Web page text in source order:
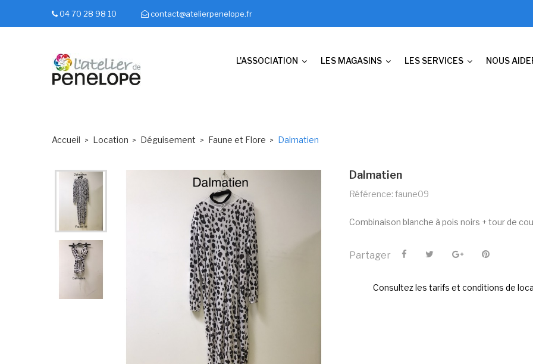
04 70 28 98 10 contact@atelierpenelope.fr
L'ASSOCIATION LES MAGASINS LES SERVICES NOUS
Accueil Location Déguisement Faune et Flore Dalmatien
Dalmatien
Référence: faune09
Combinaison blanche à pois noirs + tour de
Partager
Consultez les tarifs et conditions de